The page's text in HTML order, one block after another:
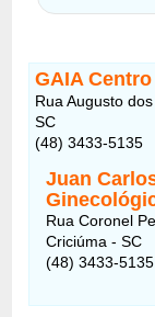
GAIA
Rua Augusto
SC
(48) 3433-5135
Juan
Rua Coronel
Criciúma - SC
(48) 3433-5135